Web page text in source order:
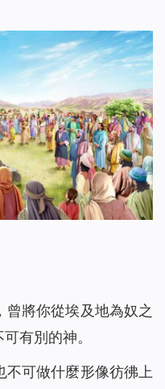
將你從埃及地為奴之
有別的神。
不可做什麼形像彷彿上